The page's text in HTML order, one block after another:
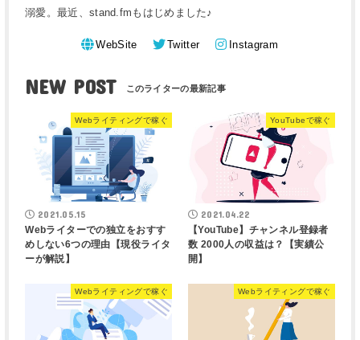
溺愛。最近、stand.fmもはじめました♪
WebSite Twitter Instagram
NEW POST
Webライティングで稼ぐ
2021.05.15
Webライターでの独立をおすす
めしない6つの理由【現役ライタ
ーが解説】
YouTubeで稼ぐ
2021.04.22
【YouTube】チャンネル登録者
数 2000人の収益は？【実績公
開】
Webライティングで稼ぐ Webライティングで稼ぐ